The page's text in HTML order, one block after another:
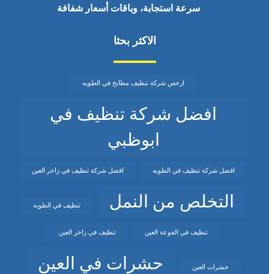
سرعة استجابة، وباقات أسعار شفافة
الاكثر بحثا
ارخص شركة تنظيف مطابخ في الطويه
افضل شركة تنظيف في
ابوظبي
افضل شركة تنظيف في الطويه افضل شركة تنظيف في زاخر العين
التخلص من النمل تنظيف في الطويه
تنظيف في الفوعة العين تنظيف في زاخر العين
حشرات العين حشرات في العين